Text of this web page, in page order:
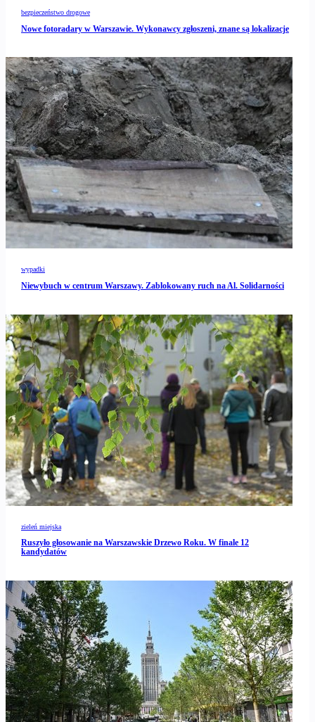
bezpieczeństwo drogowe
Nowe fotoradary w Warszawie. Wykonawcy zgłoszeni, znane są lokalizacje
wypadki
Niewybuch w centrum Warszawy. Zablokowany ruch na Al. Solidarności
zieleń miejska
Ruszyło głosowanie na Warszawskie Drzewo Roku. W finale 12
kandydatów